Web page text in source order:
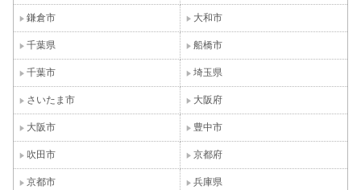
鎌倉市 大和市
千葉県 船橋市
千葉市 埼玉県
さいたま市 大阪府
大阪市 豊中市
吹田市 京都府
京都市 兵庫県